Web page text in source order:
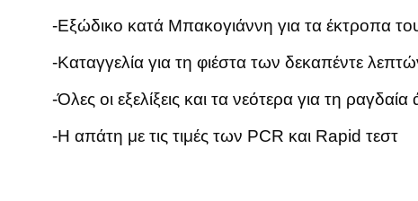
-Εξώδικο κατά Μπακογιάννη για τα έκτροπα
-Καταγγελία για τη φιέστα των δεκαπέντε
-Όλες οι εξελίξεις και τα νεότερα για τη
-Η απάτη με τις τιμές των PCR και Rapid τεστ